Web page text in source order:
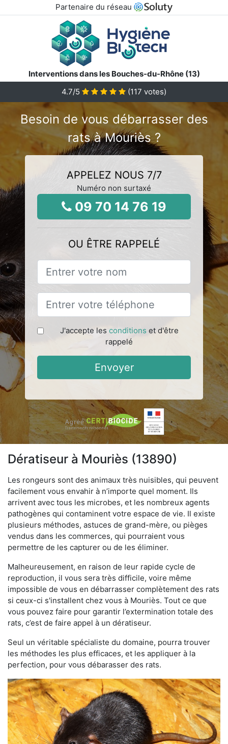
Partenaire du réseau
Interventions dans les Bouches-du-Rhône (13)
4.7/5 (117 votes)
Besoin de vous débarrasser des
rats à Mouriès ?
APPELEZ NOUS 7/7
Numéro non surtaxé
09 70 14 76 19
OU ÊTRE RAPPELÉ
J'accepte les conditions et d'être
rappelé
Envoyer
Dératiseur à Mouriès (13890)
Les rongeurs sont des animaux très nuisibles, qui peuvent
facilement vous envahir à n’importe quel moment. Ils
arrivent avec tous les microbes, et les nombreux agents
pathogènes qui contaminent votre espace de vie. Il existe
plusieurs méthodes, astuces de grand-mère, ou pièges
vendus dans les commerces, qui pourraient vous
permettre de les capturer ou de les éliminer.
Malheureusement, en raison de leur rapide cycle de
reproduction, il vous sera très difficile, voire même
impossible de vous en débarrasser complètement des rats
si ceux-ci s'installent chez vous à Mouriès. Tout ce que
vous pouvez faire pour garantir l’extermination totale des
rats, c’est de faire appel à un dératiseur.
Seul un véritable spécialiste du domaine, pourra trouver
les méthodes les plus efficaces, et les appliquer à la
perfection, pour vous débarasser des rats.